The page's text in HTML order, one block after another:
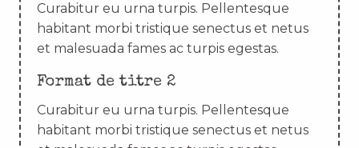
Curabitur eu urna turpis. Pellentesque
habitant morbi tristique senectus et netus
et malesuada fames ac turpis egestas.
Format de titre 2
Curabitur eu urna turpis. Pellentesque
habitant morbi tristique senectus et netus